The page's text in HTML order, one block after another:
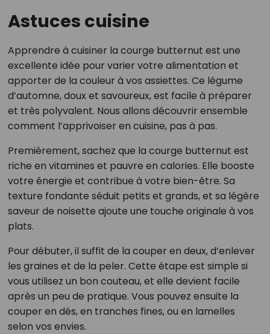
Astuces cuisine
Apprendre à cuisiner la courge butternut est une
excellente idée pour varier votre alimentation et
apporter de la couleur à vos assiettes. Ce légume
d’automne, doux et savoureux, est facile à préparer
et très polyvalent. Nous allons découvrir ensemble
comment l’apprivoiser en cuisine, pas à pas.
Premièrement, sachez que la courge butternut est
riche en vitamines et pauvre en calories. Elle booste
votre énergie et contribue à votre bien-être. Sa
texture fondante séduit petits et grands, et sa légère
saveur de noisette ajoute une touche originale à vos
plats.
Pour débuter, il suffit de la couper en deux, d’enlever
les graines et de la peler. Cette étape est simple si
vous utilisez un bon couteau, et elle devient facile
après un peu de pratique. Vous pouvez ensuite la
couper en dés, en tranches fines, ou en lamelles
selon vos envies.